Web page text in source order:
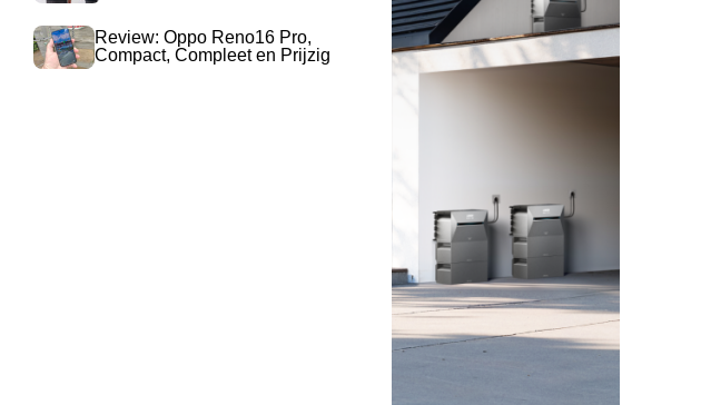
Review: Oppo Reno16 Pro,
Compact, Compleet en Prijzig